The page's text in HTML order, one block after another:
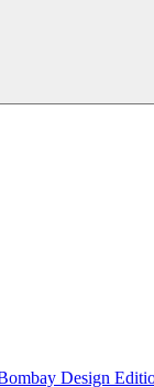
Design